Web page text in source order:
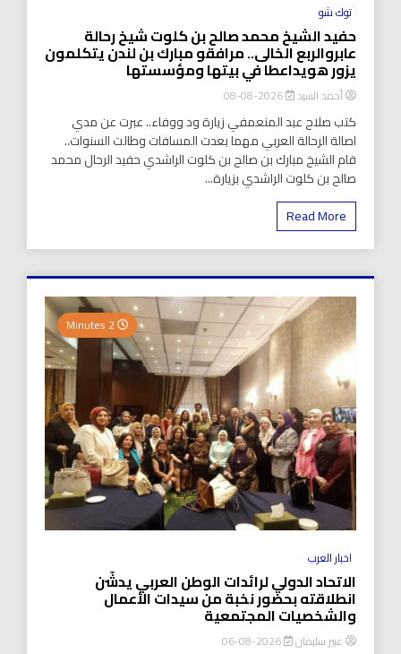
توك شو
حفيد الشيخ محمد صالح بن كلوت شيخ رحالة
عابروالربع الخالى.. مرافقو مبارك بن لندن يتكلمون
يزور هويداعطا في بيتها ومؤسستها
أحمد السيد 2026-08-08
كتب صلاح عبد المنعمفي زيارة ود ووفاء.. عبرت عن مدي
اصالة الرحالة العربي مهما بعدت المسافات وطالت السنوات..
قام الشيخ مبارك بن صالح بن كلوت الراشدي حفيد الرحال محمد
صالح بن كلوت الراشدي بزيارة...
Read More
اخبار العرب
الاتحاد الدولي لرائدات الوطن العربي يدشّن
انطلاقته بحضور نخبة من سيدات الأعمال
والشخصيات المجتمعية
عبير سليمان 2026-08-06